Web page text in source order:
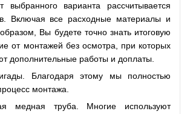
выбранного варианта рассчитывается
Включая все расходные материалы и
Вы будете точно знать итоговую
от монтажей без осмотра, при которых
дополнительные работы и доплаты.
Благодаря этому мы полностью
монтажа.
медная труба. Многие используют